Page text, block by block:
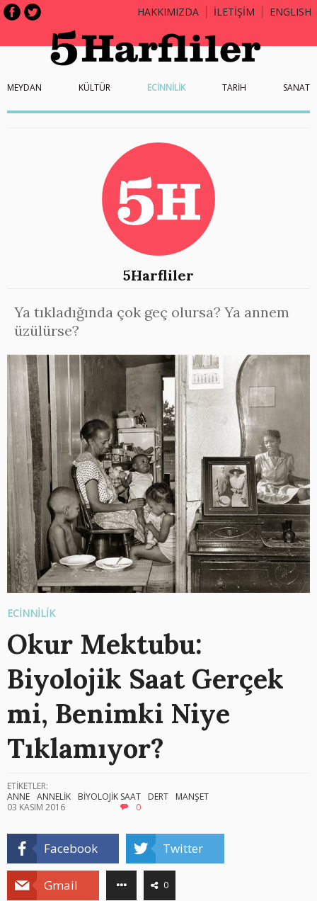
HAKKIMIZDA İLETİŞİM ENGLISH
MEYDAN KÜLTÜR ECİNNİLİK TARİH SANAT
5Harfliler
Ya tıkladığında çok geç olursa? Ya annem
üzülürse?
ECİNNİLİK
Okur Mektubu:
Biyolojik Saat Gerçek
mi, Benimki Niye
Tıklamıyor?
ETİKETLER:
ANNE ANNELİK BİYOLOJİK SAAT DERT
MANŞET
03 KASIM 2016
0
Facebook Twitter
Gmail 0